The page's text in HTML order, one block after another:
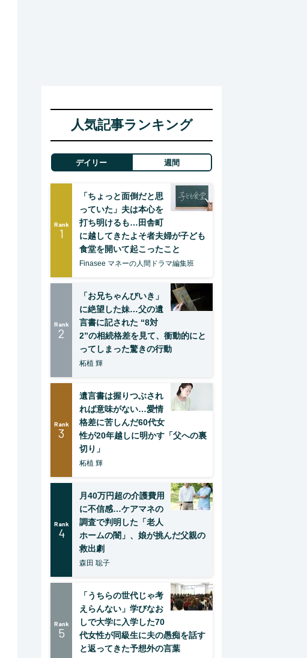
人気記事ランキング
デイリー 週間
Rank
1
「ちょっと面倒だと思
っていた」夫は本心を
打ち明けるも…田舎町
に越してきたよそ者夫婦が子ども
食堂を開いて起こったこと
Finasee マネーの人間ドラマ編集班
Rank
2
「お兄ちゃんびいき」
に絶望した妹…父の遺
言書に記された “8対
2”の相続格差を見て、衝動的にと
ってしまった驚きの行動
柘植 輝
Rank
3
遺言書は握りつぶされ
れば意味がない…愛情
格差に苦しんだ60代女
性が20年越しに明かす「父への裏
切り」
柘植 輝
Rank
4
月40万円超の介護費用
に不信感…ケアマネの
調査で判明した「老人
ホームの闇」、娘が挑んだ父親の
救出劇
森田 聡子
Rank
5
「うちらの世代じゃ考
えらんない」学びなお
しで大学に入学した70
代女性が同級生に夫の愚痴を話す
と返ってきた予想外の言葉